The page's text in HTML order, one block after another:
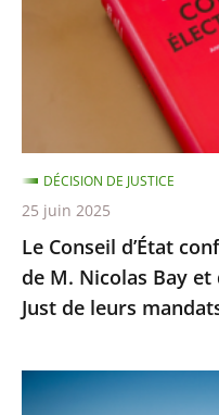
Nicolas
Bay
et
de
M.
Wallerand
Saint-
Just
Le Conseil d’État
de M. Nicolas Bay
Just de leurs
DÉCISION DE JUSTICE
25 juin 2025
Autoroute